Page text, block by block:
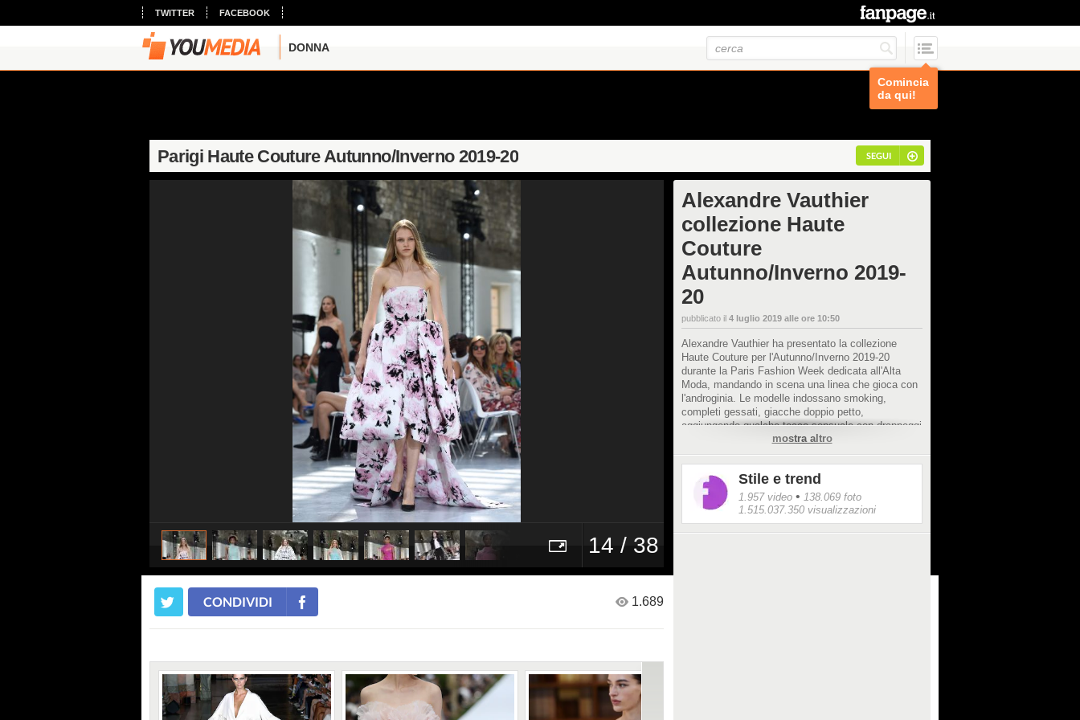
TWITTER FACEBOOK
DONNA
Comincia
da qui!
Parigi Haute Couture Autunno/Inverno 2019-20 SEGUI
14 / 38
Alexandre Vauthier
collezione Haute
Couture
Autunno/Inverno 2019-
20
pubblicato il 4 luglio 2019 alle ore 10:50
Alexandre Vauthier ha presentato la collezione
Haute Couture per l'Autunno/Inverno 2019-20
durante la Paris Fashion Week dedicata all'Alta
Moda, mandando in scena una linea che gioca con
l'androginia. Le modelle indossano smoking,
completi gessati, giacche doppio petto,
aggiungendo qualche tocco sensuale con drappeggi
mostra altro
Stile e trend
1.957 video • 138.069 foto
1.515.037.350 visualizzazioni
CONDIVIDI 1.689